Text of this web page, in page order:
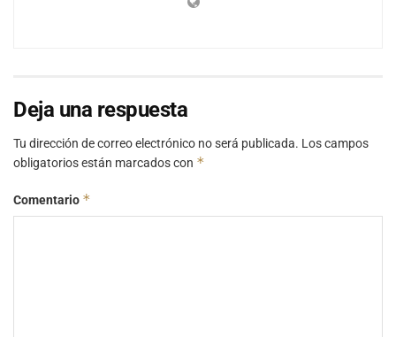
Deja una respuesta
Tu dirección de correo electrónico no será publicada. Los campos
obligatorios están marcados con *
Comentario *